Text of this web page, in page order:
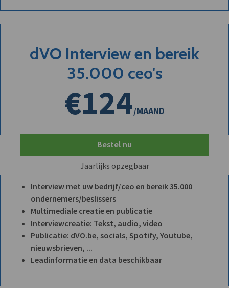
dVO Interview en bereik
35.000 ceo's
€124/MAAND
Bestel nu
Jaarlijks opzegbaar
Interview met uw bedrijf/ceo en bereik 35.000
ondernemers/beslissers
Multimediale creatie en publicatie
Interviewcreatie: Tekst, audio, video
Publicatie: dVO.be, socials, Spotify, Youtube,
nieuwsbrieven, ...
Leadinformatie en data beschikbaar